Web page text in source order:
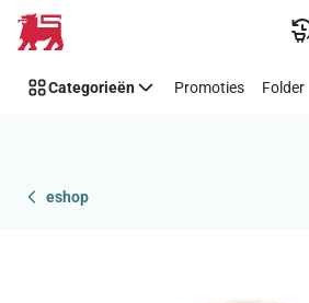
Overslaan
Categorieën Promoties Folder
eshop